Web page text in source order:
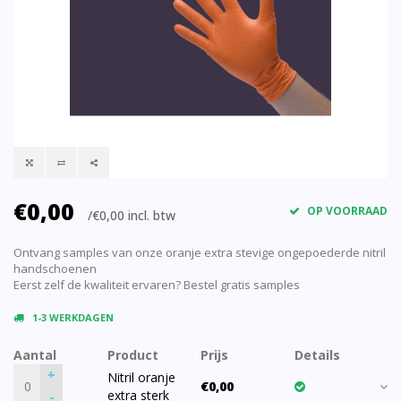
€0,00 /€0,00 incl. btw OP VOORRAAD
Ontvang samples van onze oranje extra stevige ongepoederde nitril
handschoenen
Eerst zelf de kwaliteit ervaren? Bestel gratis samples
1-3 WERKDAGEN
Aantal Product Prijs
Details
+
-
Nitril oranje
extra sterk
€0,00